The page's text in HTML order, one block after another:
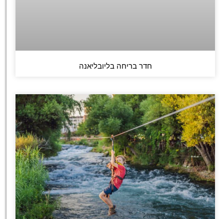
חדר בריחה בליובליאנה